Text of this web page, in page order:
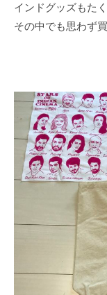
インドグッズもた
その中でも思わず